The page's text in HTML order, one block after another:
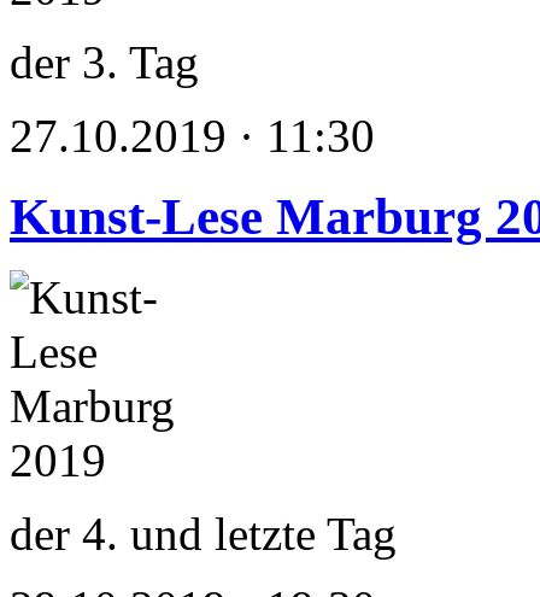
der 3. Tag
27.10.2019 · 11:30
Kunst-Lese Marburg
der 4. und letzte Tag